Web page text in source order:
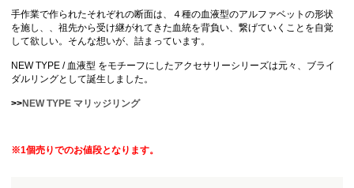
手作業で作られたそれぞれの断面は、４種の血液型のアルファベットの形状
を施し、、祖先から受け継がれてきた血統を背負い、繋げていくことを自覚
して欲しい。そんな想いが、詰まっています。
NEW TYPE / 血液型 をモチーフにしたアクセサリーシリーズは元々、ブライ
ダルリングとして誕生しました。
>>NEW TYPE マリッジリング
※1個売りでのお値段となります。